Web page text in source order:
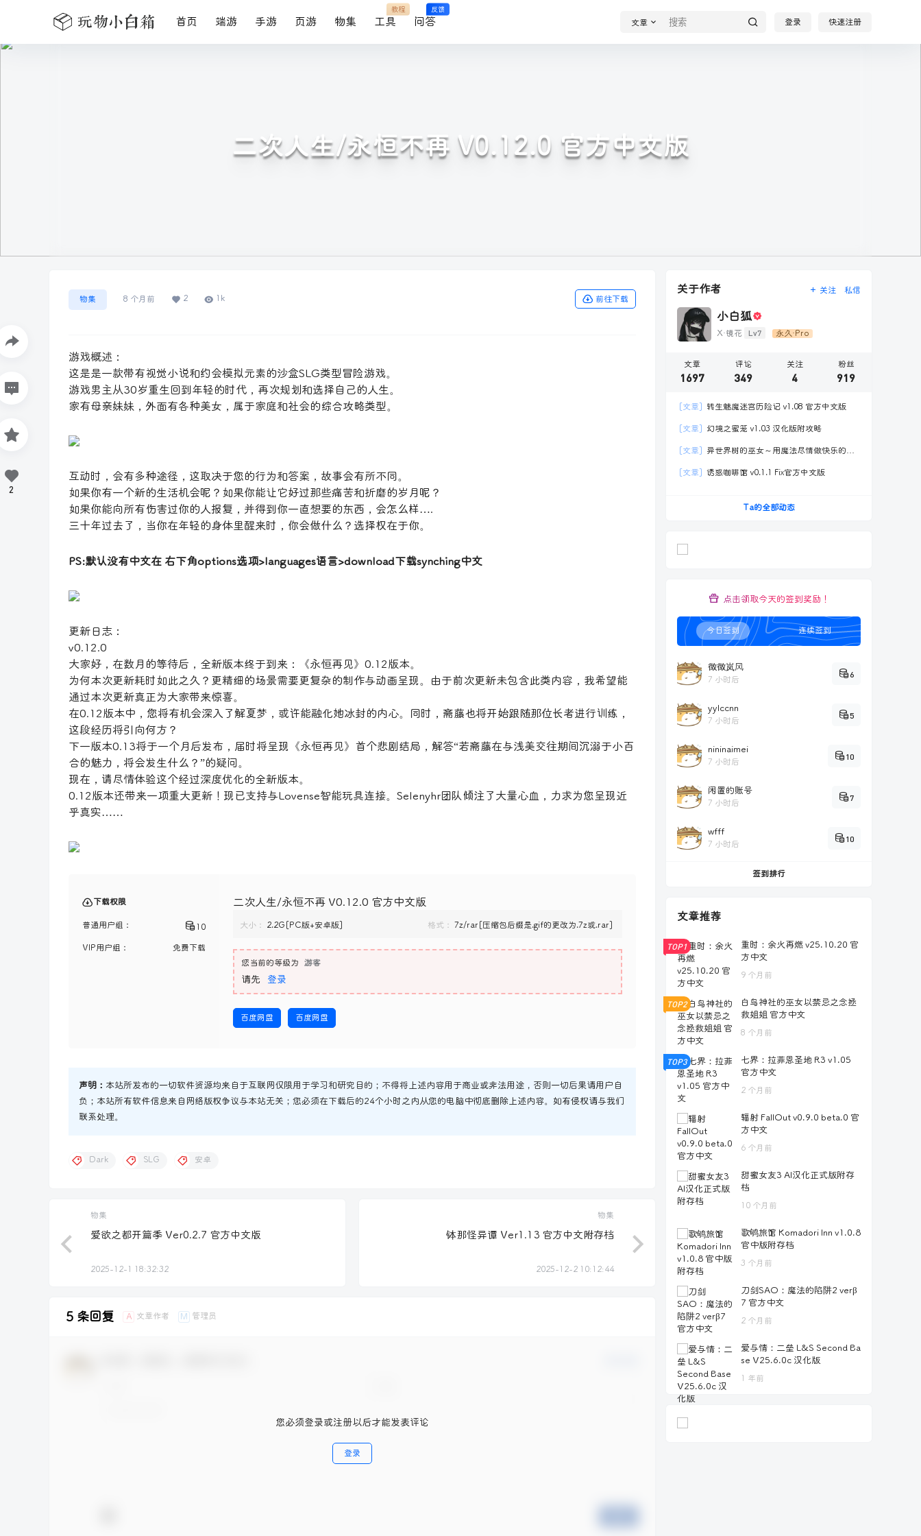
首页 端游 手游 页游 物集 工具
教程
问答
反馈
文章 登录 快速注册
二次人生/永恒不再 V0.12.0 官方中文版
物集 8 个月前 2 1k 前往下载
游戏概述：
这是是一款带有视觉小说和约会模拟元素的沙盒SLG类型冒险游戏。
游戏男主从30岁重生回到年轻的时代，再次规划和选择自己的人生。
家有母亲妹妹，外面有各种美女，属于家庭和社会的综合攻略类型。
互动时，会有多种途径，这取决于您的行为和答案，故事会有所不同。
如果你有一个新的生活机会呢？如果你能让它好过那些痛苦和折磨的岁月呢？
如果你能向所有伤害过你的人报复，并得到你一直想要的东西，会怎么样….
三十年过去了，当你在年轻的身体里醒来时，你会做什么？选择权在于你。
PS:默认没有中文在 右下角options选项>languages语言>download下载synching中文
更新日志：
v0.12.0
大家好，在数月的等待后，全新版本终于到来：《永恒再见》0.12版本。
为何本次更新耗时如此之久？更精细的场景需要更复杂的制作与动画呈现。由于前次更新未包含此类内容，我希望能
通过本次更新真正为大家带来惊喜。
在0.12版本中，您将有机会深入了解夏梦，或许能融化她冰封的内心。同时，斋藤也将开始跟随那位长者进行训练，
这段经历将引向何方？
下一版本0.13将于一个月后发布，届时将呈现《永恒再见》首个悲剧结局，解答“若斋藤在与浅美交往期间沉溺于小百
合的魅力，将会发生什么？”的疑问。
现在，请尽情体验这个经过深度优化的全新版本。
0.12版本还带来一项重大更新！现已支持与Lovense智能玩具连接。Selenyhr团队倾注了大量心血，力求为您呈现近
乎真实……
下载权限
普通用户组： 10
VIP用户组： 免费下载
二次人生/永恒不再 V0.12.0 官方中文版
大小： 2.2G[PC版+安卓版] 格式： 7z/rar[压缩包后缀是.gif的更改为.7z或.rar]
您当前的等级为 游客
请先 登录
百度网盘 百度网盘
声明： 本站所发布的一切软件资源均来自于互联网仅限用于学习和研究目的；不得将上述内容用于商业或非法用途，否则一切后果请用户自
负；本站所有软件信息来自网络版权争议与本站无关；您必须在下载后的24个小时之内从您的电脑中彻底删除上述内容。如有侵权请与我们
联系处理。
2
Dark SLG 安卓
物集
爱欲之都开篇季 Ver0.2.7 官方中文版
2025-12-1 18:32:32
物集
钵那怪异谭 Ver1.13 官方中文附存档
2025-12-2 10:12:44
5 条回复 A 文章作者 M 管理员
您必须登录或注册以后才能发表评论
登录
关于作者 关注 私信
小白狐
X·镜花 Lv7 永久·Pro
文章
1697
评论
349
关注
4
粉丝
919
[文章] 转生魅魔迷宫历险记 v1.08 官方中文版
[文章] 幻境之蜜笼 v1.03 汉化版附攻略
[文章]
异世界树的巫女～用魔法尽情做快乐的事
[文章]
诱惑咖啡馆 v0.1.1 Fix官方中文版
Ta的全部动态
点击领取今天的签到奖励！
今日签到 连续签到
微微岚风
7 小时后
6
yylccnn
7 小时后
5
nininaimei
7 小时后
10
闲置的账号
7 小时后
7
wfff
7 小时后
10
签到排行
文章推荐
TOP1
重时：余火再燃 v25.10.20 官
方中文
9 个月前
TOP2
白鸟神社的巫女以禁忌之念拯
救姐姐 官方中文
8 个月前
TOP3
七界：拉菲恩圣地 R3 v1.05
官方中文
2 个月前
辐射 FallOut v0.9.0 beta.0 官
方中文
6 个月前
甜蜜女友3 AI汉化正式版附存
档
10 个月前
歌鸲旅馆 Komadori Inn v1.0.8
官中版附存档
3 个月前
刀剑SAO：魔法的陷阱2 verβ
7 官方中文
2 个月前
爱与情：二垒 L&S Second Ba
se V25.6.0c 汉化版
1 年前